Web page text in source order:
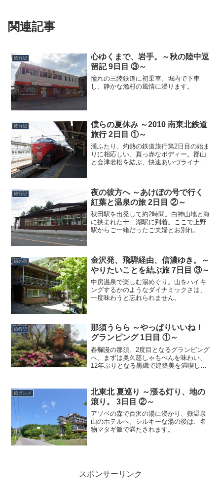
関連記事
旅行記
心ゆくまで、岩手。～秋の陸中逗
留記 9日目 ③～
憧れの三陸鉄道に初乗車。堀内で下車
し、静かな漁村の風情に浸ります。
旅行記
僕らの夏休み ～2010 南東北鉄道
旅行 2日目 ①～
漢ふたり、灼熱の鉄道旅行第2日目の始ま
りに相応しい、真っ赤なボディー。郡山
と会津若松を結ぶ、快速あいづライナー
されており、自由席なら乗車券だけで乗
れるお得な列車。僕の小さ...
旅行記
夜の彼方へ ～あけぼの号で行く
紅葉と温泉の旅 2日目 ②～
秋田駅を出発して約2時間。白神山地と海
に挟まれた十二湖駅に到着。ここで上野
駅からご一緒だったご夫婦とお別れ。こ
んな旅にはよくありがち...
旅の宿
金沢発、飛騨経由、信濃ゆき。～
やりたいことを結ぶ旅 7日目 ③～
中房温泉で楽しむ湯めぐり。山をハイキ
ングするかのようなダイナミックさは、
一度味わうと忘れられません。
旅行記
那須うらら ～やっぱりいいね！
グランピング 1日目 ①～
春爛漫の那須、2度目となるグランピング
へ。まずは奥久慈しゃもべんを味わい、
12年ぶりとなる黒磯で建築美を満喫しま
旅グルメ
北東北 夏巡り ～漲る灯り、地の
滾り。 3日目 ②～
アソベの森で百沢の湯に浸かり、嶽温泉
山のホテルへ。シルキーな湯の後は、名
物マタギ飯で満たされます。
スポンサーリンク